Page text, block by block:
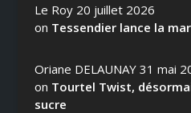
Le Roy 20 juillet 2026
on Tessendier lance la
Oriane DELAUNAY 31 mai
on Tourtel Twist,
sucre